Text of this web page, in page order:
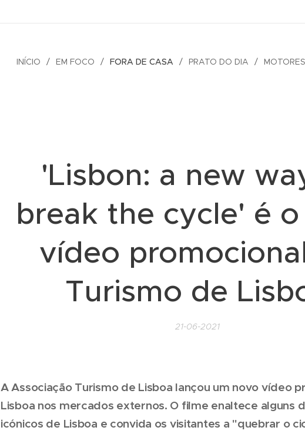
INÍCIO EM FOCO FORA DE CASA PRATO DO DIA
'Lisbon: a new
break the cycle' é
vídeo
Turismo de
21-06-2021
A Associação Turismo de Lisboa lançou um novo vídeo
Lisboa nos mercados externos. O filme enaltece alguns
icónicos de Lisboa e convida os visitantes a "quebrar o